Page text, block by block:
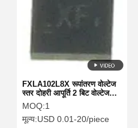
FXLA102L8X रूपांतरण वोल्टेज
स्तर दोहरी आपूर्ति 2 बिट वोल्टेज
अनुवादक
MOQ:1
मूल्य:USD 0.01-20/piece